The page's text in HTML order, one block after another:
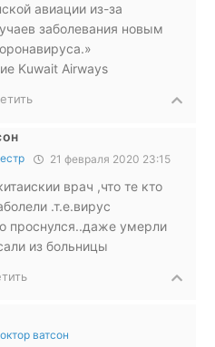
авиации из-за
заболевания новым
Kuwait Airways
21 февраля 2020 23:15
врач ,что те кто
.т.е.вирус
проснулся..даже умерли
из больницы
ватсон